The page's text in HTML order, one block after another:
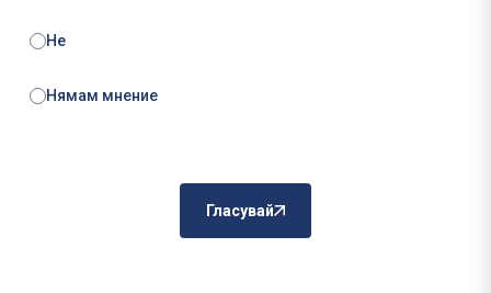
Не
Нямам мнение
Гласувай